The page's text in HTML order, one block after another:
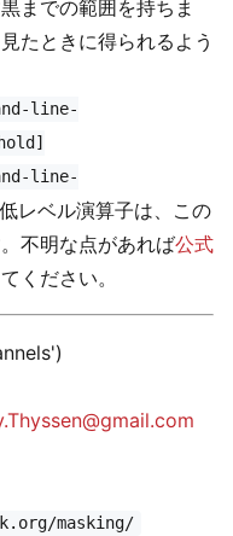
までの範囲を持ちま
たときに得られるよう
line-
line-
レベル演算子は、この
不明な点があれば公式
ください。
masking/